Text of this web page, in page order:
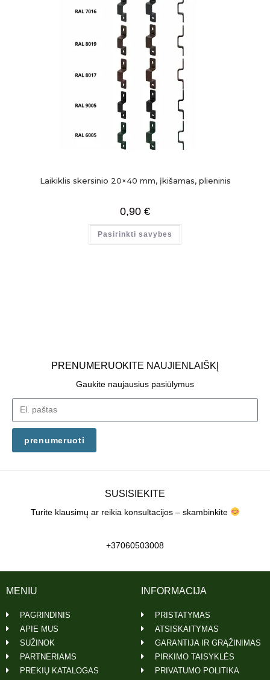
Laikiklis skersinio 20×40 mm, įkišamas, plieninis
0,90 €
Pasirinkti savybes
PRENUMERUOKITE NAUJIENLAIŠKĮ
Gaukite naujausius pasiūlymus
prenumeruoti
SUSISIEKITE
Turite klausimų ar reikia konsultacijos – skambinkite
+37060503008
INFORMACIJA
PRISTATYMAS
ATSISKAITYMAS
GARANTIJA IR GRĄŽINIMAS
PIRKIMO TAISYKLĖS
PRIVATUMO POLITIKA
MENIU
PAGRINDINIS
APIE MUS
SUŽINOK
PARTNERIAMS
PREKIŲ KATALOGAS